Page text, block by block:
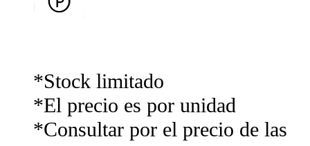
*Stock limitado
*El precio es por unidad
*Consultar por el precio de las